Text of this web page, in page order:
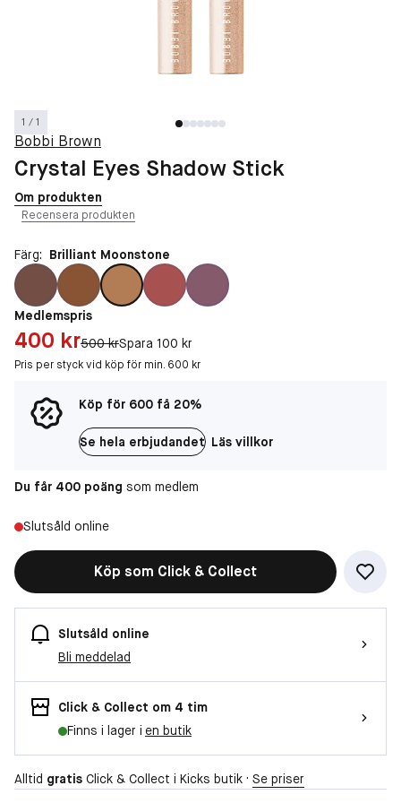
1 / 1
Bobbi Brown
Crystal Eyes Shadow Stick
Om produkten
Recensera produkten
Färg: Brilliant Moonstone
Medlemspris
Pris: 400 kr
400 krOriginal pris:
500 krSpara 100 kr
Pris per styck vid köp för min. 600 kr
Köp för 600 få 20%
Se hela erbjudandet Läs villkor
Du får 400 poäng som medlem
Slutsåld online
Köp som Click & Collect
Slutsåld online
Bli meddelad
Click & Collect om 4 tim
Finns i lager i en butik
Alltid gratis Click & Collect i Kicks butik · Se priser